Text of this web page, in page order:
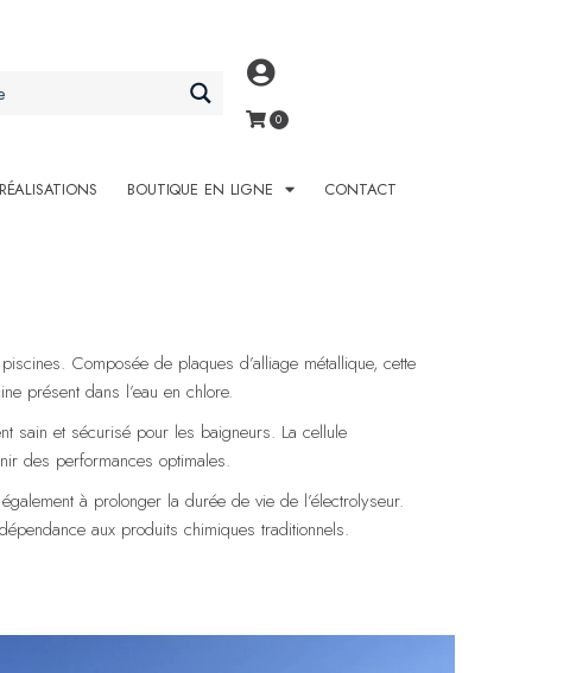
RÉALISATIONS BOUTIQUE EN LIGNE CONTACT
Composée de plaques d’alliage métallique, cette
présent dans l’eau en chlore.
sain et sécurisé pour les baigneurs. La cellule
des performances optimales.
à prolonger la durée de vie de l’électrolyseur.
aux produits chimiques traditionnels.